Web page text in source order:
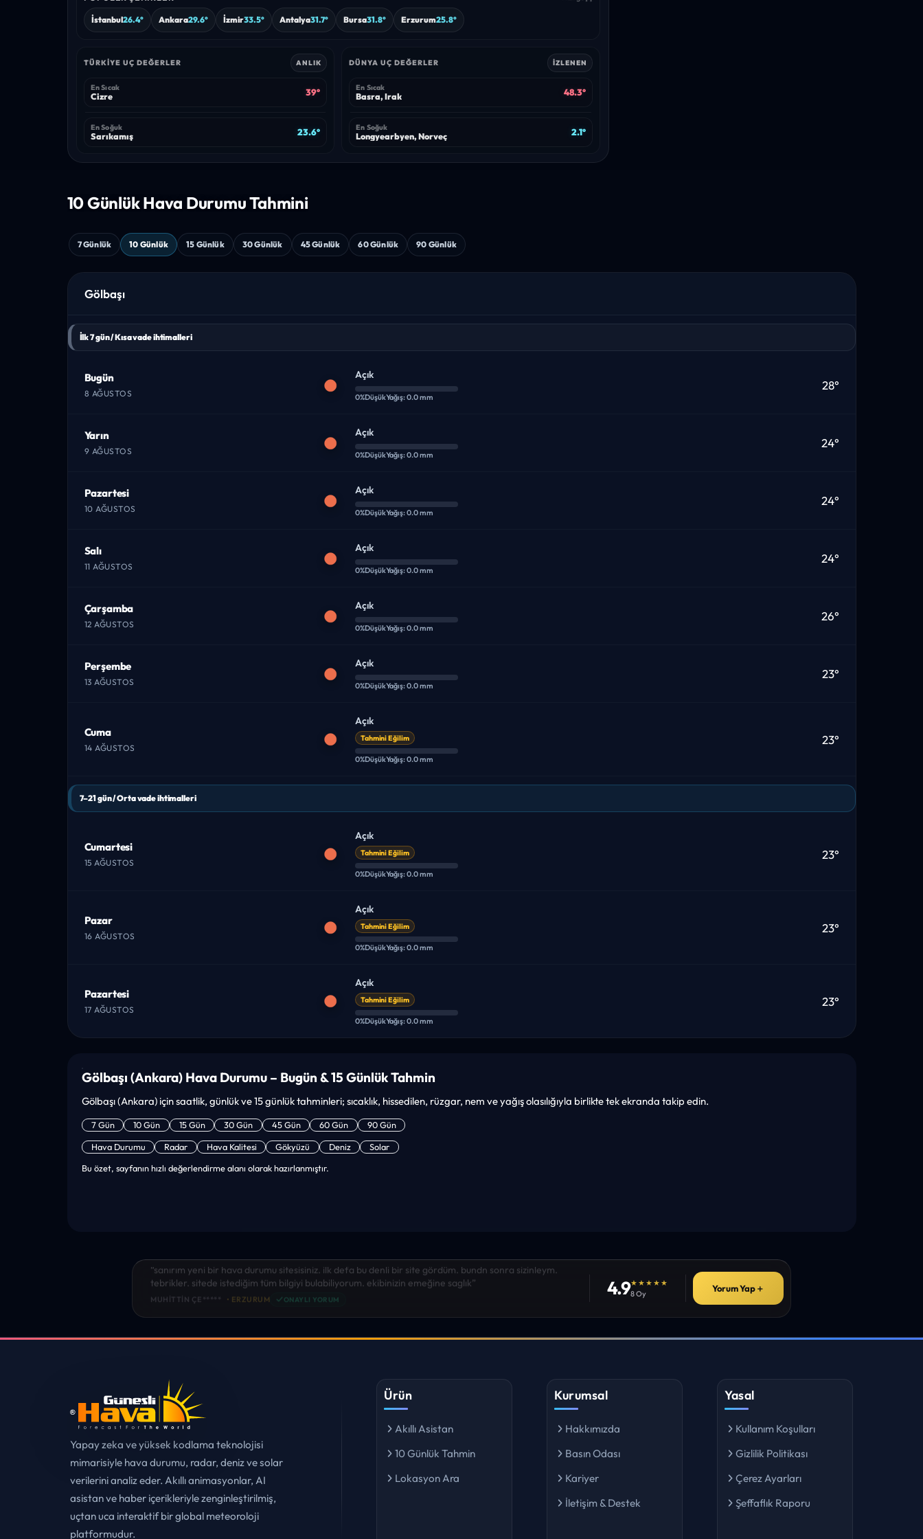
İstanbul26.4° Ankara29.6° İzmir33.5° Antalya31.7° Bursa31.8° Erzurum25.8°
TÜRKIYE UÇ DEĞERLER ANLIK
En Sıcak
Cizre 39°
En Soğuk
Sarıkamış 23.6°
DÜNYA UÇ DEĞERLER İZLENEN
En Sıcak
Basra, Irak 48.3°
En Soğuk
Longyearbyen, Norveç 2.1°
10 Günlük Hava Durumu Tahmini
7 Günlük 10 Günlük 15 Günlük 30 Günlük 45 Günlük 60 Günlük 90 Günlük
Gölbaşı
İlk 7 gün / Kısa vade ihtimalleri
Bugün
8 AĞUSTOS
Açık
0%DüşükYağış: 0.0 mm
28°
Yarın
9 AĞUSTOS
Açık
0%DüşükYağış: 0.0 mm
24°
Pazartesi
10 AĞUSTOS
Açık
0%DüşükYağış: 0.0 mm
24°
Salı
11 AĞUSTOS
Açık
0%DüşükYağış: 0.0 mm
24°
Çarşamba
12 AĞUSTOS
Açık
0%DüşükYağış: 0.0 mm
26°
Perşembe
13 AĞUSTOS
Açık
0%DüşükYağış: 0.0 mm
23°
Cuma
14 AĞUSTOS
Açık
Tahmini Eğilim
0%DüşükYağış: 0.0 mm
23°
7–21 gün / Orta vade ihtimalleri
Cumartesi
15 AĞUSTOS
Açık
Tahmini Eğilim
0%DüşükYağış: 0.0 mm
23°
Pazar
16 AĞUSTOS
Açık
Tahmini Eğilim
0%DüşükYağış: 0.0 mm
23°
Pazartesi
17 AĞUSTOS
Açık
Tahmini Eğilim
0%DüşükYağış: 0.0 mm
23°
Gölbaşı (Ankara) Hava Durumu – Bugün & 15 Günlük Tahmin
Gölbaşı (Ankara) için saatlik, günlük ve 15 günlük tahminleri; sıcaklık, hissedilen, rüzgar, nem ve yağış olasılığıyla birlikte tek ekranda takip edin.
7 Gün 10 Gün 15 Gün 30 Gün 45 Gün 60 Gün
90 Gün
Hava Durumu
Radar Hava Kalitesi Gökyüzü Deniz
Solar
Bu özet, sayfanın hızlı değerlendirme alanı olarak hazırlanmıştır.
“sanırım yeni bir hava durumu sitesisiniz. ilk defa bu denli bir site gördüm. bundn sonra sizinleym.
tebrikler. sitede istediğim tüm bilgiyi bulabiliyorum. ekibinizin emeğine saglık”
MUHITTIN ÇE***** • ERZURUM ✓ ONAYLI YORUM
4.9★★★★★
8 Oy
Yorum Yap＋
Yapay zeka ve yüksek kodlama teknolojisi
mimarisiyle hava durumu, radar, deniz ve solar
verilerini analiz eder. Akıllı animasyonlar, AI
asistan ve haber içerikleriyle zenginleştirilmiş,
uçtan uca interaktif bir global meteoroloji
platformudur.
Ürün
Akıllı Asistan
10 Günlük Tahmin
Lokasyon Ara
Kurumsal
Hakkımızda
Basın Odası
Kariyer
İletişim & Destek
Yasal
Kullanım Koşulları
Gizlilik Politikası
Çerez Ayarları
Şeffaflık Raporu